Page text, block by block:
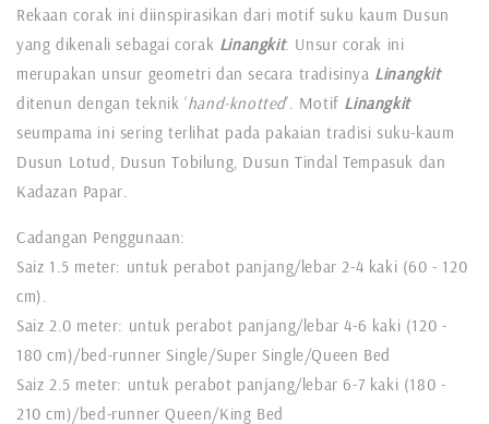
Rekaan corak ini diinspirasikan dari motif suku kaum Dusun
yang dikenali sebagai corak Linangkit. Unsur corak ini
merupakan unsur geometri dan secara tradisinya Linangkit
ditenun dengan teknik ‘hand-knotted’. Motif Linangkit
seumpama ini sering terlihat pada pakaian tradisi suku-kaum
Dusun Lotud, Dusun Tobilung, Dusun Tindal Tempasuk dan
Kadazan Papar.
Cadangan Penggunaan:
Saiz 1.5 meter: untuk perabot panjang/lebar 2-4 kaki (60 - 120
cm).
Saiz 2.0 meter: untuk perabot panjang/lebar 4-6 kaki (120 -
180 cm)/bed-runner Single/Super Single/Queen Bed
Saiz 2.5 meter: untuk perabot panjang/lebar 6-7 kaki (180 -
210 cm)/bed-runner Queen/King Bed